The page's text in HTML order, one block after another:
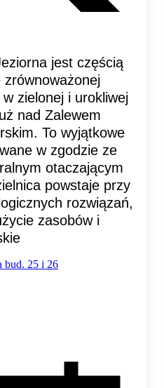
jest częścią
zrównoważonej
w zielonej i urokliwej
nad Zalewem
To wyjątkowe
w zgodzie ze
otaczającym
powstaje przy
rozwiązań,
zasobów i
bud. 25 i 26